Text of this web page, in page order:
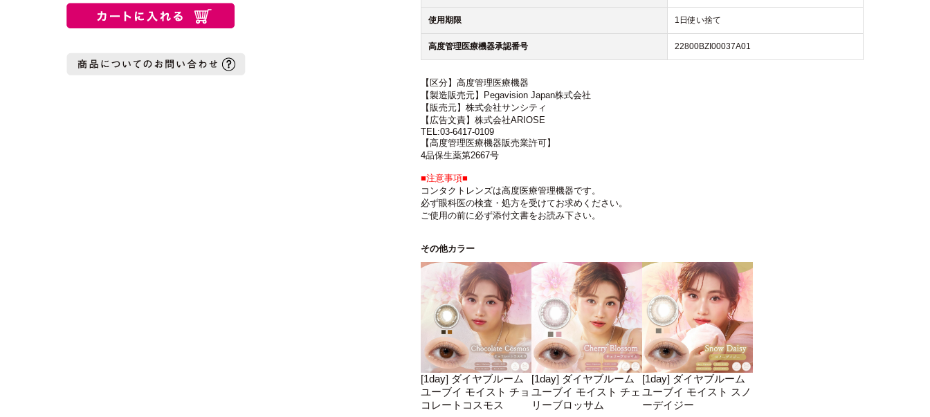
使用期限 1日使い捨て
高度管理医療機器承認番号 22800BZI00037A01
【区分】高度管理医療機器
【製造販売元】Pegavision Japan株式会社
【販売元】株式会社サンシティ
【広告文責】株式会社ARIOSE
TEL:03-6417-0109
【高度管理医療機器販売業許可】
4品保生薬第2667号
■注意事項■
コンタクトレンズは高度医療管理機器です。
必ず眼科医の検査・処方を受けてお求めください。
ご使用の前に必ず添付文書をお読み下さい。
その他カラー
[1day] ダイヤブルーム
ユーブイ モイスト チョ
コレートコスモス
[1day] ダイヤブルーム
ユーブイ モイスト チェ
リーブロッサム
[1day] ダイヤブルーム
ユーブイ モイスト スノ
ーデイジー